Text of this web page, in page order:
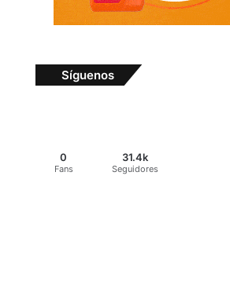
Síguenos
0
Fans
31.4k
Seguidores